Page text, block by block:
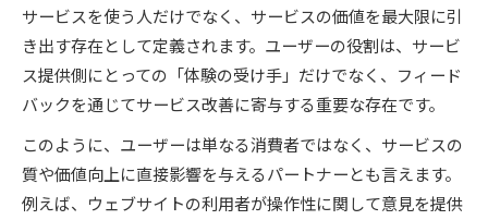
サービスを使う人だけでなく、サービスの価値を最大限に引
き出す存在として定義されます。ユーザーの役割は、サービ
ス提供側にとっての「体験の受け手」だけでなく、フィード
バックを通じてサービス改善に寄与する重要な存在です。
このように、ユーザーは単なる消費者ではなく、サービスの
質や価値向上に直接影響を与えるパートナーとも言えます。
例えば、ウェブサイトの利用者が操作性に関して意見を提供